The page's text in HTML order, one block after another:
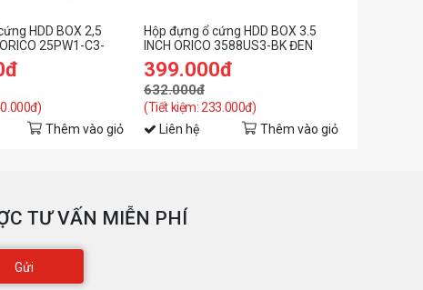
HDD BOX 2,5
25PW1-C3-
Thêm vào giỏ
Hộp đựng ổ cứng HDD BOX 3.5
INCH ORICO 3588US3-BK ĐEN
399.000đ
632.000đ
(Tiết kiệm: 233.000đ)
Liên hệ Thêm vào giỏ
TƯ VẤN MIỄN PHÍ
Gửi